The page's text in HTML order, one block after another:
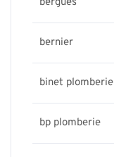
bernier
binet plomberie
bp plomberie